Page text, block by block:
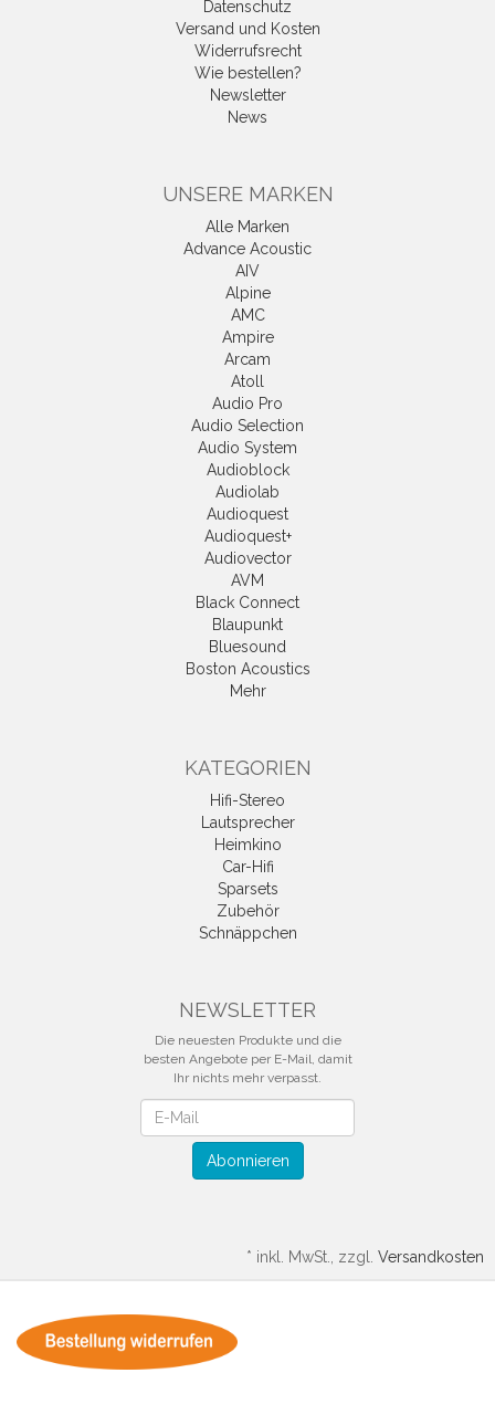
Datenschutz
Versand und Kosten
Widerrufsrecht
Wie bestellen?
Newsletter
News
UNSERE MARKEN
Alle Marken
Advance Acoustic
AIV
Alpine
AMC
Ampire
Arcam
Atoll
Audio Pro
Audio Selection
Audio System
Audioblock
Audiolab
Audioquest
Audioquest+
Audiovector
AVM
Black Connect
Blaupunkt
Bluesound
Boston Acoustics
Mehr
KATEGORIEN
Hifi-Stereo
Lautsprecher
Heimkino
Car-Hifi
Sparsets
Zubehör
Schnäppchen
NEWSLETTER
Die neuesten Produkte und die
besten Angebote per E-Mail, damit
Ihr nichts mehr verpasst.
Abonnieren
* inkl. MwSt., zzgl. Versandkosten